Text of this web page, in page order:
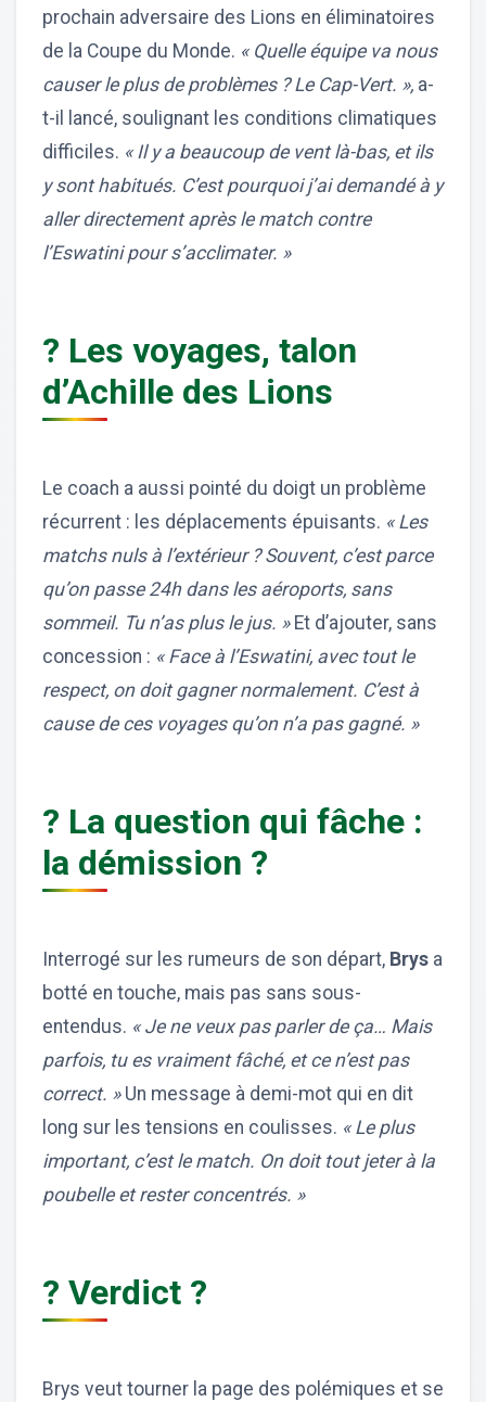
prochain adversaire des Lions en éliminatoires
de la Coupe du Monde. « Quelle équipe va nous
causer le plus de problèmes ? Le Cap-Vert. », a-
t-il lancé, soulignant les conditions climatiques
difficiles. « Il y a beaucoup de vent là-bas, et ils
y sont habitués. C’est pourquoi j’ai demandé à y
aller directement après le match contre
l’Eswatini pour s’acclimater. »
? Les voyages, talon
d’Achille des Lions
Le coach a aussi pointé du doigt un problème
récurrent : les déplacements épuisants. « Les
matchs nuls à l’extérieur ? Souvent, c’est parce
qu’on passe 24h dans les aéroports, sans
sommeil. Tu n’as plus le jus. » Et d’ajouter, sans
concession : « Face à l’Eswatini, avec tout le
respect, on doit gagner normalement. C’est à
cause de ces voyages qu’on n’a pas gagné. »
? La question qui fâche :
la démission ?
Interrogé sur les rumeurs de son départ, Brys a
botté en touche, mais pas sans sous-
entendus. « Je ne veux pas parler de ça… Mais
parfois, tu es vraiment fâché, et ce n’est pas
correct. »Un message à demi-mot qui en dit
long sur les tensions en coulisses. « Le plus
important, c’est le match. On doit tout jeter à la
poubelle et rester concentrés. »
? Verdict ?
Brys veut tourner la page des polémiques et se